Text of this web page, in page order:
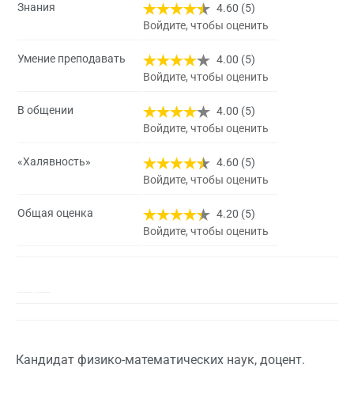
Знания
4.60 (5)
Войдите, чтобы оценить
Умение преподавать
4.00 (5)
Войдите, чтобы оценить
В общении
4.00 (5)
Войдите, чтобы оценить
«Халявность»
4.60 (5)
Войдите, чтобы оценить
Общая оценка
4.20 (5)
Войдите, чтобы оценить
Кандидат физико-математических наук, доцент.